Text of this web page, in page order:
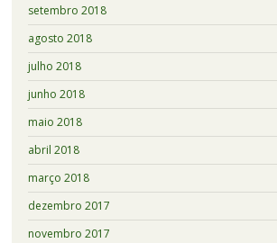
setembro 2018
agosto 2018
julho 2018
junho 2018
maio 2018
abril 2018
março 2018
dezembro 2017
novembro 2017